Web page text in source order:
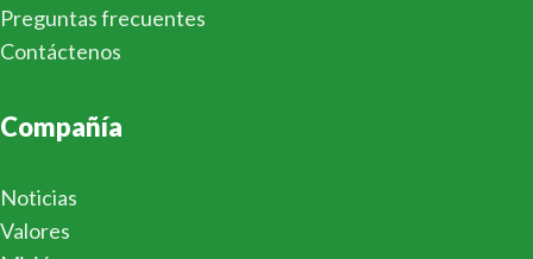
Preguntas frecuentes
Contáctenos
Compañía
Noticias
Valores